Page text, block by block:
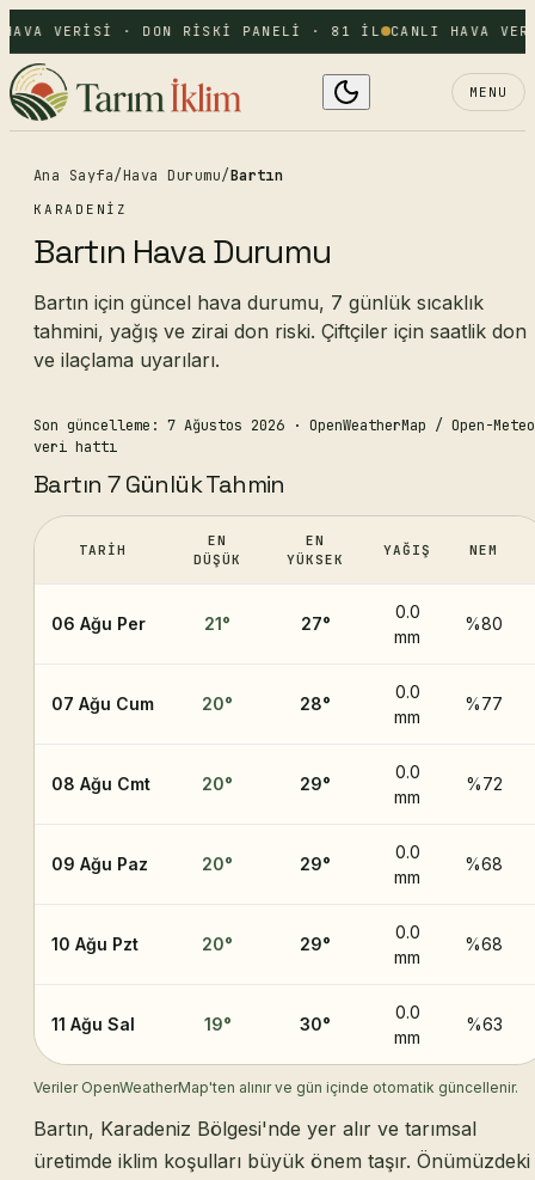
VERISI · DON RISKI PANELI · 81 IL CANLI HAVA
MENU
Ana Sayfa/Hava Durumu/Bartın
KARADENIZ
Bartın Hava Durumu
Bartın için güncel hava durumu, 7 günlük sıcaklık
tahmini, yağış ve zirai don riski. Çiftçiler için saatlik don
ve ilaçlama uyarıları.
Son güncelleme: 7 Ağustos 2026 · OpenWeatherMap / Open-Meteo
veri hattı
Bartın 7 Günlük Tahmin
TARIH
EN
DÜŞÜK
EN
YÜKSEK
YAĞIŞ NEM
06 Ağu Per 21° 27°
0.0
mm
%80
07 Ağu Cum 20° 28°
0.0
mm
%77
08 Ağu Cmt 20° 29°
0.0
mm
%72
09 Ağu Paz 20° 29°
0.0
mm
%68
10 Ağu Pzt 20° 29°
0.0
mm
%68
11 Ağu Sal 19° 30°
0.0
mm
%63
Veriler OpenWeatherMap'ten alınır ve gün içinde otomatik güncellenir.
Bartın, Karadeniz Bölgesi'nde yer alır ve tarımsal
üretimde iklim koşulları büyük önem taşır.